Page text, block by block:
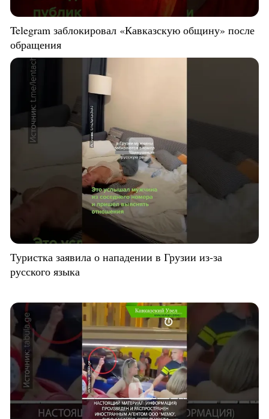
Telegram заблокировал «Кавказскую общину» после
обращения
Туристка заявила о нападении в Грузии из-за
русского языка